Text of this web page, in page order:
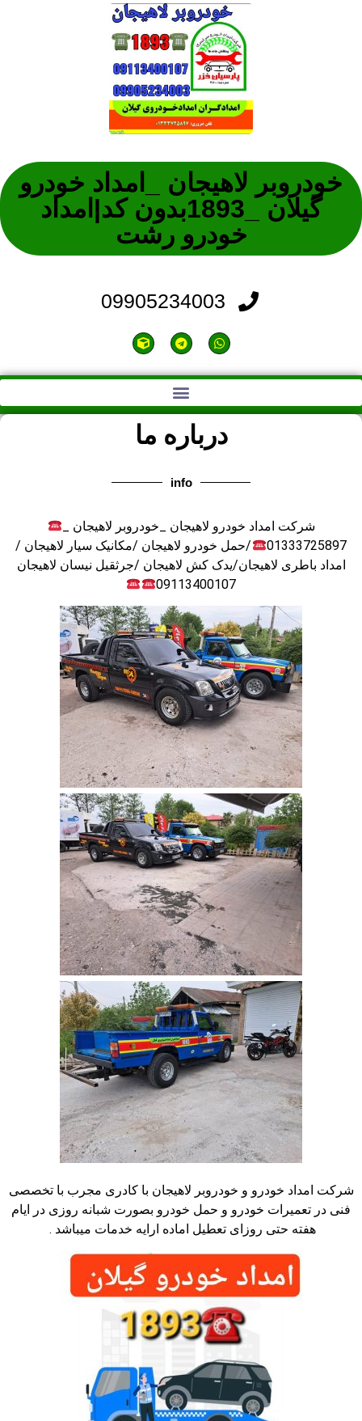
خودروبر لاهیجان _امداد خودرو
گیلان _1893بدون کد|امداد
خودرو رشت
09905234003
درباره ما
info
شرکت امداد خودرو لاهیجان _خودروبر لاهیجان _
01333725897
/حمل خودرو لاهیجان /مکانیک سیار لاهیجان /
امداد باطری لاهیجان/یدک کش لاهیجان /جرثقیل نیسان لاهیجان
09113400107
شرکت امداد خودرو و خودروبر لاهیجان با کادری مجرب با تخصصی
فنی در تعمیرات خودرو و حمل خودرو بصورت شبانه روزی در ایام
هفته حتی روزای تعطیل اماده ارایه خدمات میباشد .